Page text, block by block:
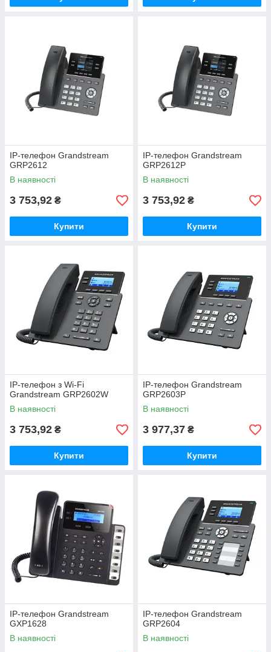
IP-телефон Grandstream
GRP2612
В наявності
3 753,92 ₴
Купити
IP-телефон Grandstream
GRP2612P
В наявності
3 753,92 ₴
Купити
IP-телефон з Wi-Fi
Grandstream GRP2602W
В наявності
3 753,92 ₴
Купити
IP-телефон Grandstream
GRP2603P
В наявності
3 977,37 ₴
Купити
IP-телефон Grandstream
GXP1628
В наявності
IP-телефон Grandstream
GRP2604
В наявності